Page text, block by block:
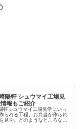
陽軒 シュウマイ工場見
報もご紹介
軒シュウマイ工場見学にいっ
られる工程、お弁当が作られ
見学。どのようなところなの
のか、どのように予約するの